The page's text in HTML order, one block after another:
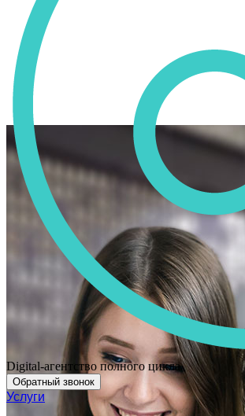
Digital-агентство полного цикла
Обратный звонок
Услуги